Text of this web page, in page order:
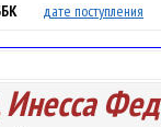
дате поступления